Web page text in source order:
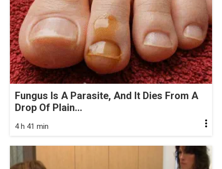
Fungus Is A Parasite, And It Dies From A
Drop Of Plain...
4 h 41 min